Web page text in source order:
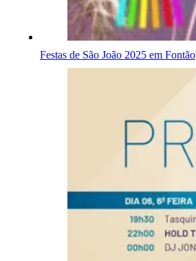
Festas de São João 2025 em Fontão